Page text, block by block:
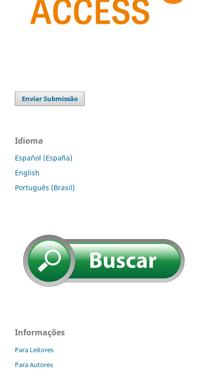
Enviar Submissão
Idioma
Español (España)
English
Português (Brasil)
Informações
Para Leitores
Para Autores